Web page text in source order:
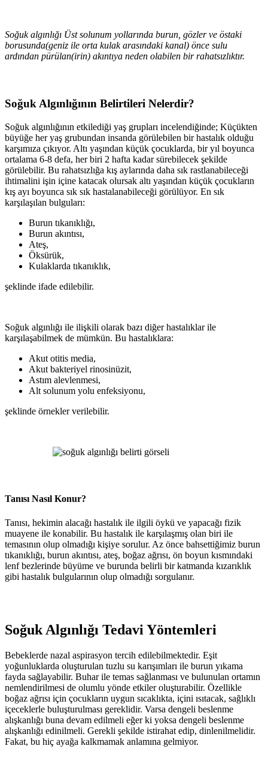
Soğuk algınlığı Üst solunum yollarında burun, gözler ve östaki
borusunda(geniz ile orta kulak arasındaki kanal) önce sulu
ardından pürülan(irin) akıntıya neden olabilen bir rahatsızlıktır.
Soğuk Algınlığının Belirtileri Nelerdir?
Soğuk algınlığının etkilediği yaş grupları incelendiğinde; Küçükten
büyüğe her yaş grubundan insanda görülebilen bir hastalık olduğu
karşımıza çıkıyor. Altı yaşından küçük çocuklarda, bir yıl boyunca
ortalama 6-8 defa, her biri 2 hafta kadar sürebilecek şekilde
görülebilir. Bu rahatsızlığa kış aylarında daha sık rastlanabileceği
ihtimalini işin içine katacak olursak altı yaşından küçük çocukların
kış ayı boyunca sık sık hastalanabileceği görülüyor. En sık
karşılaşılan bulguları:
Burun tıkanıklığı,
Burun akıntısı,
Ateş,
Öksürük,
Kulaklarda tıkanıklık,
şeklinde ifade edilebilir.
Soğuk algınlığı ile ilişkili olarak bazı diğer hastalıklar ile
karşılaşabilmek de mümkün. Bu hastalıklara:
Akut otitis media,
Akut bakteriyel rinosinüzit,
Astım alevlenmesi,
Alt solunum yolu enfeksiyonu,
şeklinde örnekler verilebilir.
Tanısı Nasıl Konur?
Tanısı, hekimin alacağı hastalık ile ilgili öykü ve yapacağı fizik
muayene ile konabilir. Bu hastalık ile karşılaşmış olan biri ile
temasının olup olmadığı kişiye sorulur. Az önce bahsettiğimiz burun
tıkanıklığı, burun akıntısı, ateş, boğaz ağrısı, ön boyun kısmındaki
lenf bezlerinde büyüme ve burunda belirli bir katmanda kızarıklık
gibi hastalık bulgularının olup olmadığı sorgulanır.
Soğuk Algınlığı Tedavi Yöntemleri
Bebeklerde nazal aspirasyon tercih edilebilmektedir. Eşit
yoğunluklarda oluşturulan tuzlu su karışımları ile burun yıkama
fayda sağlayabilir. Buhar ile temas sağlanması ve bulunulan ortamın
nemlendirilmesi de olumlu yönde etkiler oluşturabilir. Özellikle
boğaz ağrısı için çocukların uygun sıcaklıkta, içini ısıtacak, sağlıklı
içeceklerle buluşturulması gereklidir. Varsa dengeli beslenme
alışkanlığı buna devam edilmeli eğer ki yoksa dengeli beslenme
alışkanlığı edinilmeli. Gerekli şekilde istirahat edip, dinlenilmelidir.
Fakat, bu hiç ayağa kalkmamak anlamına gelmiyor.